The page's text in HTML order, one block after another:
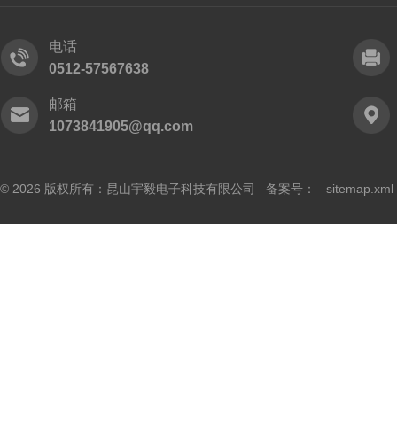
电话
0512-57567638
邮箱
1073841905@qq.com
© 2026 版权所有：昆山宇毅电子科技有限公司 备案号： sitemap.xml